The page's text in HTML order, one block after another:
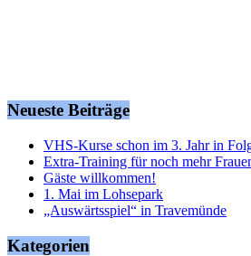
Neueste Beiträge
VHS-Kurse schon im 3. Jahr in
Extra-Training für noch mehr
Gäste willkommen!
1. Mai im Lohsepark
„Auswärtsspiel“ in Travemünde
Kategorien